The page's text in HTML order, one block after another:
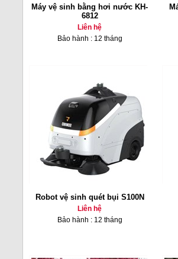
Máy vệ sinh bằng hơi nước KH-
6812
Liên hệ
Bảo hành : 12 tháng
Robot vệ sinh quét bụi S100N
Liên hệ
Bảo hành : 12 tháng